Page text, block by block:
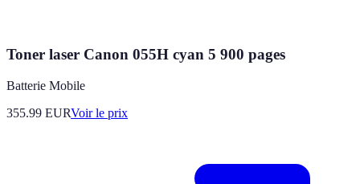
Toner laser Canon 055H cyan 5 900 pages
Batterie Mobile
355.99 EURVoir le prix